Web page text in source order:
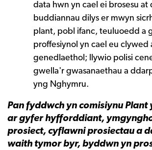
data hwn yn cael ei brosesu at
buddiannau dilys er mwyn
plant, pobl ifanc, teuluoedd a
proffesiynol yn cael eu clywed
genedlaethol; llywio polisi
gwella'r gwasanaethau a
yng Nghymru.
Pan fyddwch yn comisiynu Plant
ar gyfer hyfforddiant,
prosiect, cyflawni prosiectau a
waith tymor byr, byddwn yn